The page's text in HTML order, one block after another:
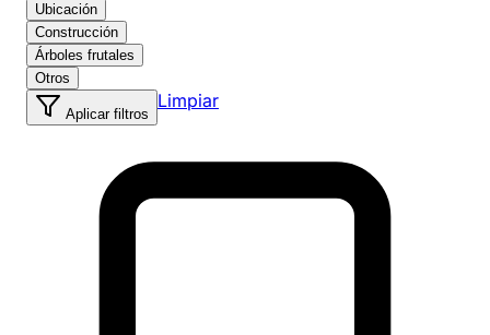
Ubicación
Construcción
Árboles frutales
Otros
Aplicar filtros
Limpiar